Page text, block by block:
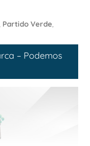
Partido Verde,
– Podemos